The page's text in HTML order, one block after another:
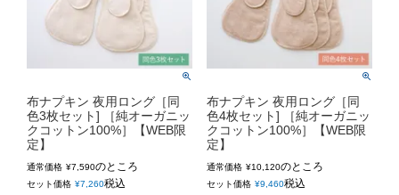
布ナプキン 夜用ロング［同
色3枚セット] ［純オーガニッ
クコットン100%］【WEB限
定】
通常価格 ¥7,590のところ
セット価格 ¥7,260税込
布ナプキン 夜用ロング［同
色4枚セット] ［純オーガニッ
クコットン100%］【WEB限
定】
通常価格 ¥10,120のところ
セット価格 ¥9,460税込